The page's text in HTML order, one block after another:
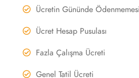
Ücretin Gününde Ödenmemesi
Ücret Hesap Pusulası
Fazla Çalışma Ücreti
Genel Tatil Ücreti